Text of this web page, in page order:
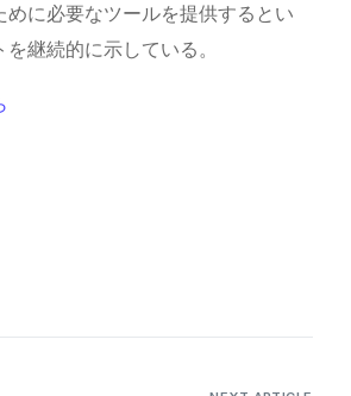
めに必要なツールを提供するとい
継続的に示している。